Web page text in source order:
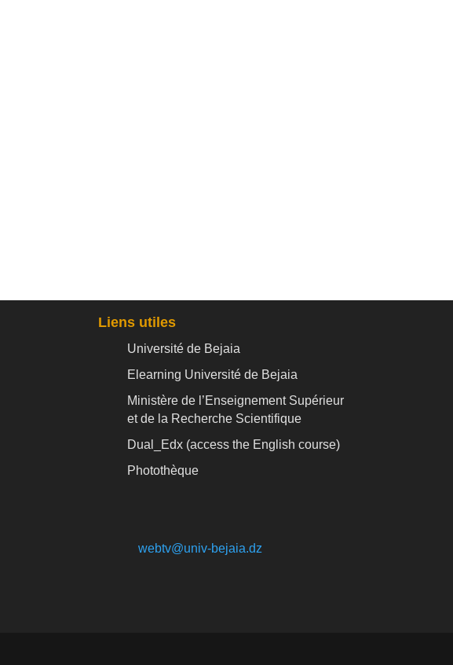
Liens utiles
Université de Bejaia
Elearning Université de Bejaia
Ministère de l’Enseignement Supérieur
et de la Recherche Scientifique
Dual_Edx (access the English course)
Photothèque
webtv@univ-bejaia.dz